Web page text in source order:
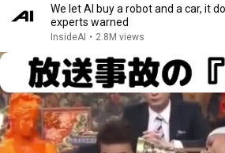
We let AI buy a robot and a car, it
experts warned
InsideAI • 2.8M views